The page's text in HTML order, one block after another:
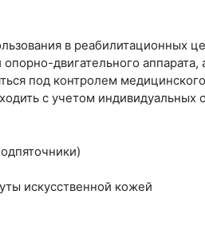
в реабилитационных
двигательного
под контролем
с учетом индивидуальных
искусственной кожей